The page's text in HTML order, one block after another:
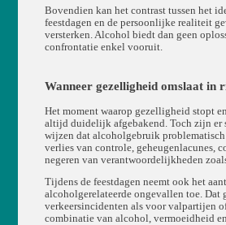
Bovendien kan het contrast tussen het
feestdagen en de persoonlijke realiteit
versterken. Alcohol biedt dan geen
confrontatie enkel vooruit.
Wanneer gezelligheid omslaat in
Het moment waarop gezelligheid stopt
altijd duidelijk afgebakend. Toch zijn er
wijzen dat alcoholgebruik problematisch
verlies van controle, geheugenlacunes,
negeren van verantwoordelijkheden
Tijdens de feestdagen neemt ook het
alcoholgerelateerde ongevallen toe. Dat
verkeersincidenten als voor valpartijen
combinatie van alcohol, vermoeidheid